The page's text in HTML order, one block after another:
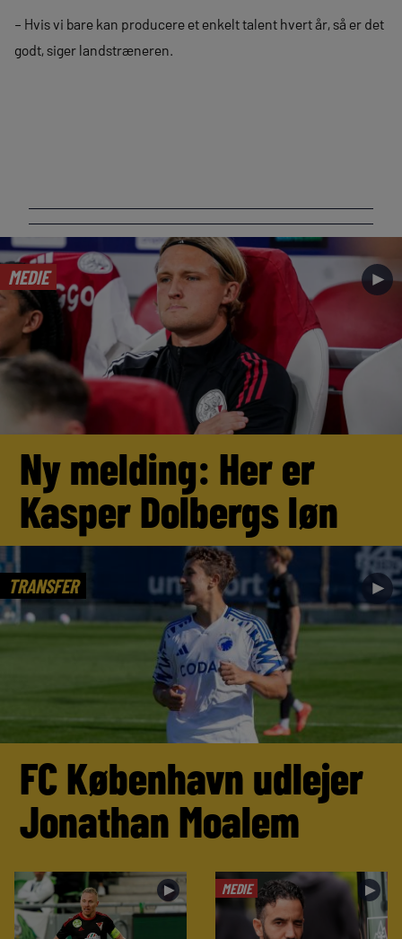
– Hvis vi bare kan producere et enkelt talent hvert år, så er det
godt, siger landstræneren.
MEDIE ►
Ny melding: Her er
Kasper Dolbergs løn
TRANSFER ►
FC København udlejer
Jonathan Moalem
► MEDIE ►